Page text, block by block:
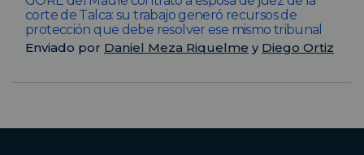
corte de Talca: su trabajo generó recursos de
protección que debe resolver ese mismo tribunal
Enviado por Daniel Meza Riquelme y Diego Ortiz